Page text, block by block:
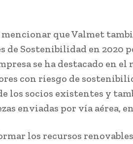
que Valmet
de Sostenibilidad en 2020
se ha destacado en el
con riesgo de
los socios existentes y
enviadas por vía aérea, en
los recursos